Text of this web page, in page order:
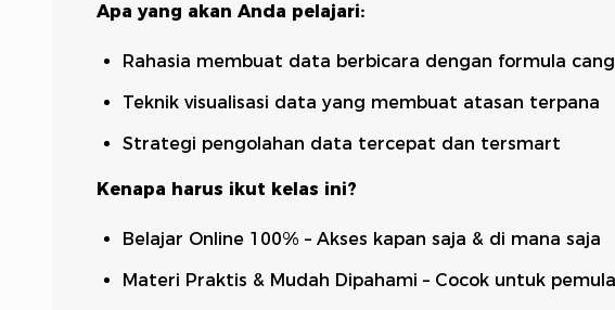
Apa yang akan Anda pelajari:
Rahasia membuat data berbicara dengan formula
Teknik visualisasi data yang membuat atasan terpana
Strategi pengolahan data tercepat dan tersmart
Kenapa harus ikut kelas ini?
Belajar Online 100% – Akses kapan saja & di mana saja
Materi Praktis & Mudah Dipahami – Cocok untuk